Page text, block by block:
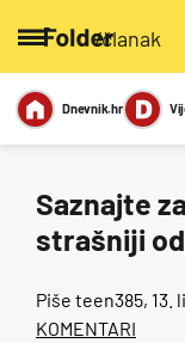
/članak
Dnevnik.hr
Saznajte
strašniji
Piše teen385, 13.
KOMENTARI